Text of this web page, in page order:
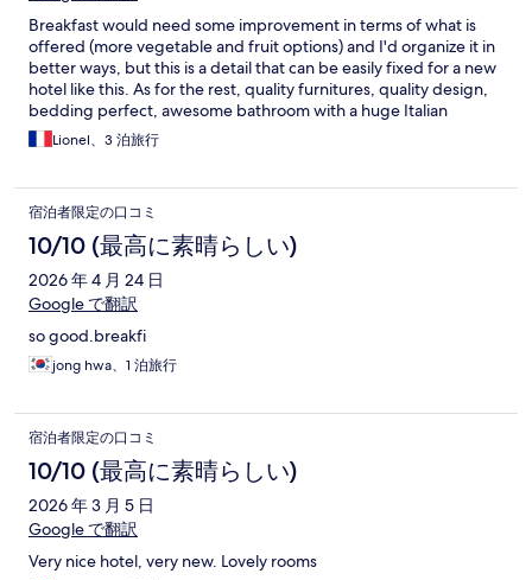
Breakfast would need some improvement in terms of what is
offered (more vegetable and fruit options) and I'd organize it in
better ways, but this is a detail that can be easily fixed for a new
hotel like this. As for the rest, quality furnitures, quality design,
bedding perfect, awesome bathroom with a huge Italian
shower, nice and helpful workers, this was money well spent.
Location : close to the railway/metro lines, Soho, Centro
Lionel、3 泊旅行
宿泊者限定の口コミ
10/10 (最高に素晴らしい)
2026 年 4 月 24 日
Google で翻訳
so good.breakfi
jong hwa、1 泊旅行
宿泊者限定の口コミ
10/10 (最高に素晴らしい)
2026 年 3 月 5 日
Google で翻訳
Very nice hotel, very new. Lovely rooms